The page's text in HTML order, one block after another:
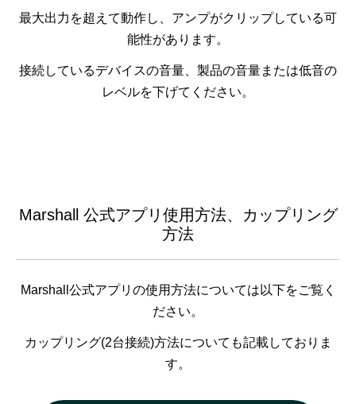
最大出力を超えて動作し、アンプがクリップしている可
能性があります。
接続しているデバイスの音量、製品の音量または低音の
レベルを下げてください。
Marshall 公式アプリ使用方法、カップリング
方法
Marshall公式アプリの使用方法については以下をご覧く
ださい。
カップリング(2台接続)方法についても記載しておりま
す。